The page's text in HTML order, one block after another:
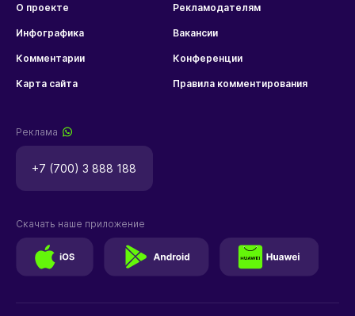
О проекте Рекламодателям
Инфографика Вакансии
Комментарии Конференции
Карта сайта Правила комментирования
Реклама
+7 (700) 3 888 188
Скачать наше приложение